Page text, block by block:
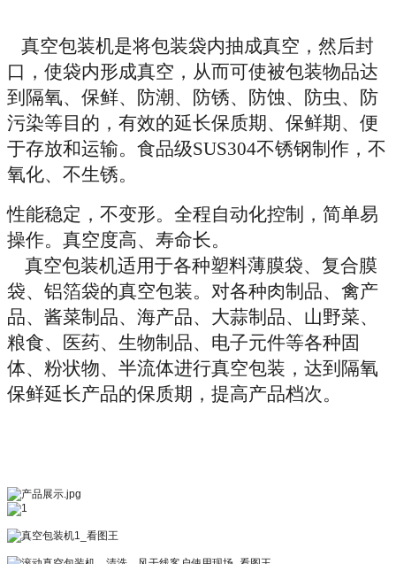
真空包装机是将包装袋内抽成真空，然后封
口，使袋内形成真空，从而可使被包装物品达
到隔氧、保鲜、防潮、防锈、防蚀、防虫、防
污染等目的，有效的延长保质期、保鲜期、便
于存放和运输。食品级SUS304不锈钢制作，不
氧化、不生锈。
性能稳定，不变形。全程自动化控制，简单易
操作。真空度高、寿命长。
真空包装机适用于各种塑料薄膜袋、复合膜
袋、铝箔袋的真空包装。对各种肉制品、禽产
品、酱菜制品、海产品、大蒜制品、山野菜、
粮食、医药、生物制品、电子元件等各种固
体、粉状物、半流体进行真空包装，达到隔氧
保鲜延长产品的保质期，提高产品档次。